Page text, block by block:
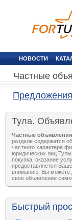
НОВОСТИ
Частные
Предложения
Тула.
Частные
разделе содержатся
частного характера
юридических лиц
покупка, оказание
предоставляется
вниманию. Вы можете
свое объявление
Быстрый